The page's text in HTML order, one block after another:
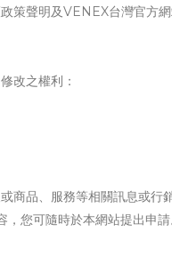
策聲明及VENEX台灣官方
改之權利：
商品、服務等相關訊息或行
您可隨時於本網站提出申請